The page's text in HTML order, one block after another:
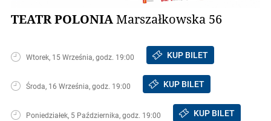
TEATR POLONIAMarszałkowska 56
Wtorek, 15 Września, godz. 19:00 KUP BILET
Środa, 16 Września, godz. 19:00 KUP BILET
Poniedziałek, 5 Października, godz. 19:00 KUP BILET